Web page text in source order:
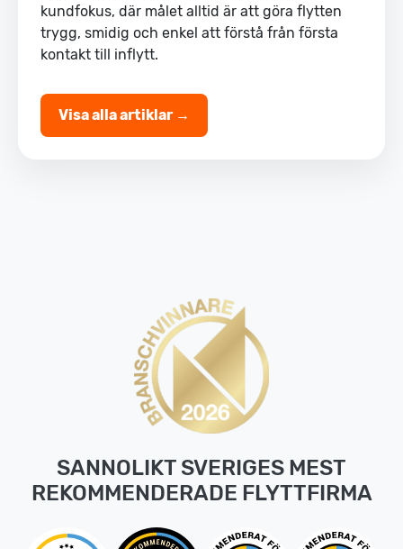
kundfokus, där målet alltid är att göra flytten
trygg, smidig och enkel att förstå från första
kontakt till inflytt.
Visa alla artiklar →
SANNOLIKT SVERIGES MEST
REKOMMENDERADE FLYTTFIRMA